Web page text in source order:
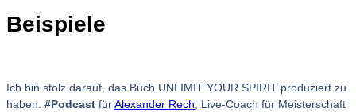
Beispiele
Ich bin stolz darauf, das Buch UNLIMIT YOUR SPIRIT produziert zu
haben. #Podcast fürAlexander Rech, Live-Coach für Meisterschaft